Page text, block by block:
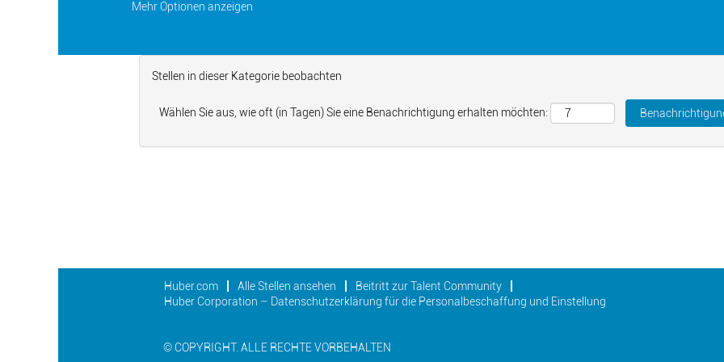
Mehr Optionen anzeigen
Stellen in dieser Kategorie beobachten
Wählen Sie aus, wie oft (in Tagen) Sie eine Benachrichtigung erhalten möchten:
Huber.com Alle Stellen ansehen
Beitritt zur Talent Community
Huber Corporation – Datenschutzerklärung für die Personalbeschaffung und Einstellung
© COPYRIGHT. ALLE RECHTE VORBEHALTEN